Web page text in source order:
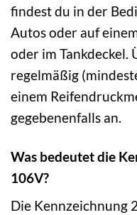
findest du in der
Autos oder auf
oder im Tankdeckel.
regelmäßig
einem
gegebenenfalls an.
Was bedeutet die
106V?
Die Kennzeichnung